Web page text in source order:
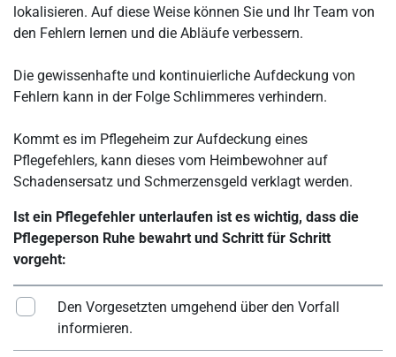
lokalisieren. Auf diese Weise können Sie und Ihr Team von
den Fehlern lernen und die Abläufe verbessern.
Die gewissenhafte und kontinuierliche Aufdeckung von
Fehlern kann in der Folge Schlimmeres verhindern.
Kommt es im Pflegeheim zur Aufdeckung eines
Pflegefehlers, kann dieses vom Heimbewohner auf
Schadensersatz und Schmerzensgeld verklagt werden.
Ist ein Pflegefehler unterlaufen ist es wichtig, dass die
Pflegeperson Ruhe bewahrt und Schritt für Schritt
vorgeht:
Den Vorgesetzten umgehend über den Vorfall
informieren.